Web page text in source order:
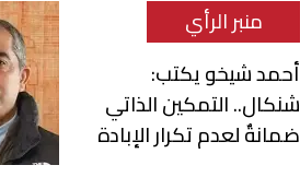
منبر الرأي
أحمد شيخو يكتب:
شنكال.. التمكين الذاتي
ضمانةٌ لعدم تكرار الإبادة